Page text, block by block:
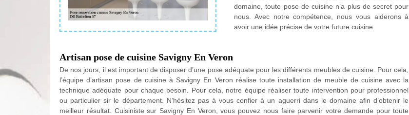
domaine, toute pose de cuisine n’a plus de secret pour
nous. Avec notre compétence, nous vous aiderons à
avoir une idée précise de votre future cuisine.
Artisan pose de cuisine Savigny En Veron
De nos jours, il est important de disposer d’une pose adéquate pour les différents meubles de cuisine. Pour cela,
l’équipe d’artisan pose de cuisine à Savigny En Veron réalise toute installation de meuble de cuisine avec la
technique adéquate pour chaque besoin. Pour cela, notre équipe réaliser toute intervention pour professionnel
ou particulier sir le département. N’hésitez pas à vous confier à un aguerri dans le domaine afin d’obtenir le
meilleur résultat. Cuisiniste sur Savigny En Veron, vous pouvez nous faire parvenir votre demande pour toute